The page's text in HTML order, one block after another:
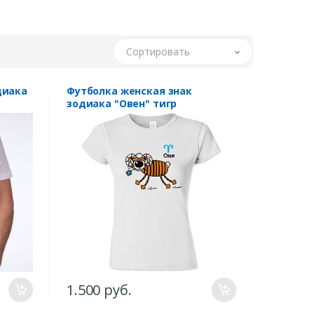
Сортировать
Футболка женская знак
зодиака "Овен" тигр
1.500 руб.